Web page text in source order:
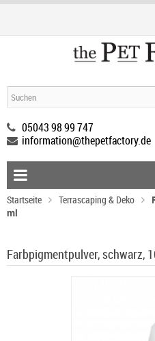
05043 98 99 747
information@thepetfactory.de
Startseite Terrascaping & Deko
ml
Farbpigmentpulver, schwarz,